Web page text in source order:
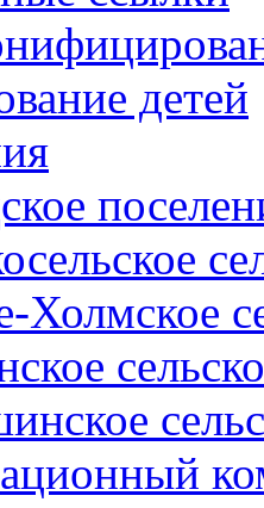
детей
Холмское